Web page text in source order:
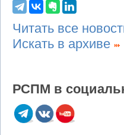
Читать все
Искать в архиве
РСПМ в